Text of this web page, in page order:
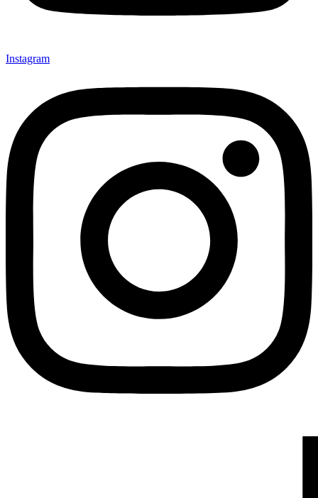
Instagram